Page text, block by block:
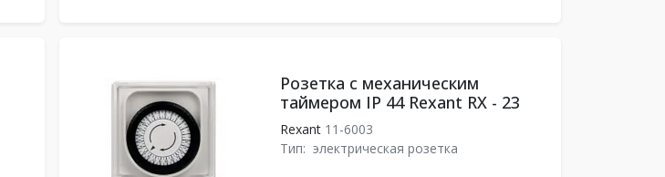
Розетка с механическим
таймером IP 44 Rexant RX - 23
Rexant11-6003
Тип: электрическая розетка